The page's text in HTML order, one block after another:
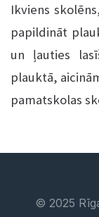
Ikviens
papildināt
un ļauties
plauktā,
pamatskolas
© 2025